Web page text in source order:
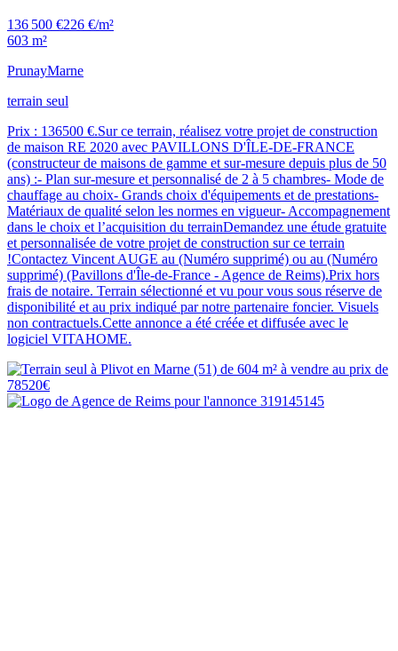
136 500 €226 €/m²
603 m²
PrunayMarne
terrain seul
Prix : 136500 €.Sur ce terrain, réalisez votre projet de construction
de maison RE 2020 avec PAVILLONS D'ÎLE-DE-FRANCE
(constructeur de maisons de gamme et sur-mesure depuis plus de 50
ans) :- Plan sur-mesure et personnalisé de 2 à 5 chambres- Mode de
chauffage au choix- Grands choix d'équipements et de prestations-
Matériaux de qualité selon les normes en vigueur- Accompagnement
dans le choix et l’acquisition du terrainDemandez une étude gratuite
et personnalisée de votre projet de construction sur ce terrain
!Contactez Vincent AUGE au (Numéro supprimé) ou au (Numéro
supprimé) (Pavillons d'Île-de-France - Agence de Reims).Prix hors
frais de notaire. Terrain sélectionné et vu pour vous sous réserve de
disponibilité et au prix indiqué par notre partenaire foncier. Visuels
non contractuels.Cette annonce a été créée et diffusée avec le
logiciel VITAHOME.